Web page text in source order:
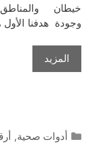
خيطان والمناطق
وجودة هدفنا
المزيد
التصنيفات
أدوات صحية,